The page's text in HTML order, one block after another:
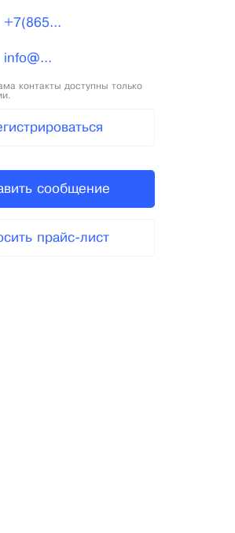
+7(865...
info@...
контакты доступны только
сообщение
прайс-лист